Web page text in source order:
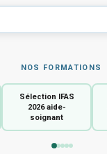
NOS FORMATIONS
Sélection IFAS
2026 aide-
soignant